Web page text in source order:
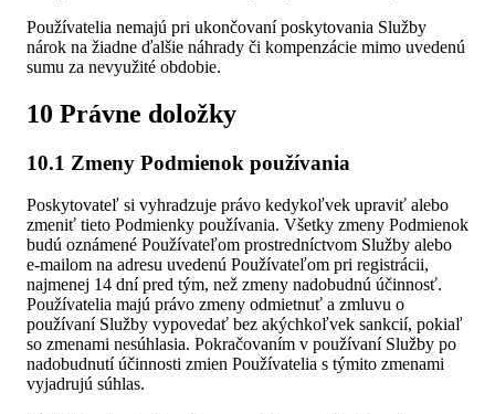
Používatelia nemajú pri ukončovaní poskytovania Služby
nárok na žiadne ďalšie náhrady či kompenzácie mimo uvedenú
sumu za nevyužité obdobie.
10 Právne doložky
10.1 Zmeny Podmienok používania
Poskytovateľ si vyhradzuje právo kedykoľvek upraviť alebo
zmeniť tieto Podmienky používania. Všetky zmeny Podmienok
budú oznámené Používateľom prostredníctvom Služby alebo
e-mailom na adresu uvedenú Používateľom pri registrácii,
najmenej 14 dní pred tým, než zmeny nadobudnú účinnosť.
Používatelia majú právo zmeny odmietnuť a zmluvu o
používaní Služby vypovedať bez akýchkoľvek sankcií, pokiaľ
so zmenami nesúhlasia. Pokračovaním v používaní Služby po
nadobudnutí účinnosti zmien Používatelia s týmito zmenami
vyjadrujú súhlas.